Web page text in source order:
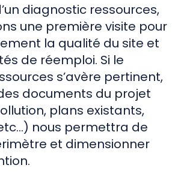
diagnostic ressources,
une première visite pour
la qualité du site et
de réemploi. Si le
s’avère pertinent,
documents du projet
plans existants,
nous permettra de
et dimensionner